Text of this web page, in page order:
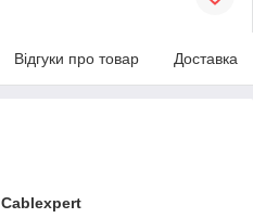
Відгуки про товар Доставка
Cablexpert